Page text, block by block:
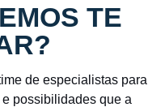
TE
de especialistas para
possibilidades que a